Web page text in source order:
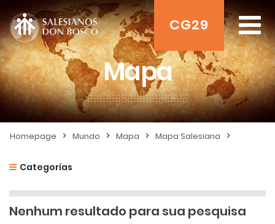
CG29
Mapa
Homepage > Mundo > Mapa > Mapa Salesiana >
Categorías
Nenhum resultado para sua pesquisa